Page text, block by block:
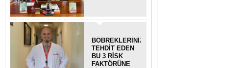
BÖBREKLERİNİZİ
TEHDİT EDEN
BU 3 RİSK
FAKTÖRÜNE